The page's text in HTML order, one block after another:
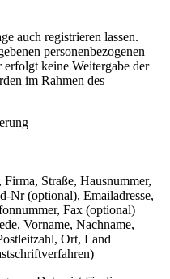
auch registrieren lassen.
personenbezogenen
keine Weitergabe der
im Rahmen des
Straße, Hausnummer,
Nr (optional), Emailadresse,
Fax (optional)
Vorname, Nachname,
Ort, Land